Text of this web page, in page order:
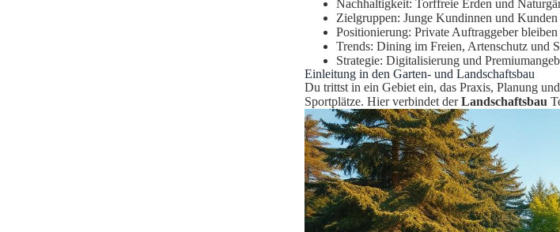
Nachhaltigkeit: Torffreie Erden und
Zielgruppen: Junge Kundinnen und
Positionierung: Private Auftraggeber
Trends: Dining im Freien, Artenschutz und
Strategie: Digitalisierung und
Einleitung in den Garten- und Landschaftsbau
Du trittst in ein Gebiet ein, das Praxis, Planung
Sportplätze. Hier verbindet derLandschaftsbau